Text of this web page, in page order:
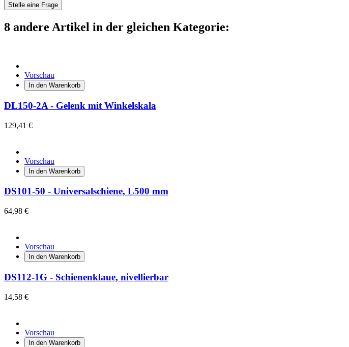
Stelle eine Frage
8 andere Artikel in der gleichen Kategorie:
Vorschau
In den Warenkorb
DL150-2A - Gelenk mit Winkelskala
129,41 €
Vorschau
In den Warenkorb
DS101-50 - Universalschiene, L500 mm
64,98 €
Vorschau
In den Warenkorb
DS112-1G - Schienenklaue, nivellierbar
14,58 €
Vorschau
In den Warenkorb